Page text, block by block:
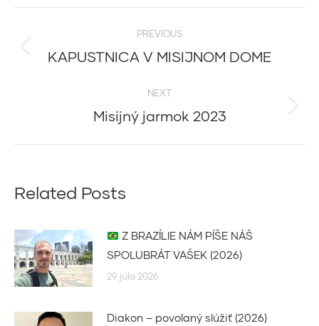
navigation
PREVIOUS
Previous
KAPUSTNICA V MISIJNOM DOME
NEXT
Next
Misijný jarmok 2023
Related Posts
Z BRAZÍLIE NÁM PÍŠE NÁŠ
SPOLUBRÁT VAŠEK (2026)
29. júla 2026
Diakon – povolaný slúžiť (2026)